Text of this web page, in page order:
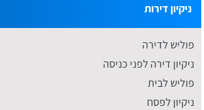
ניקיון דירות
פוליש לדירה
ניקיון דירה לפני כניסה
פוליש לבית
ניקיון לפסח